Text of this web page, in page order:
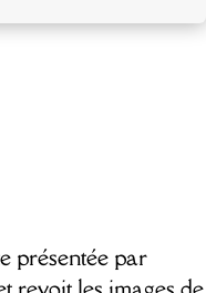
présentée par